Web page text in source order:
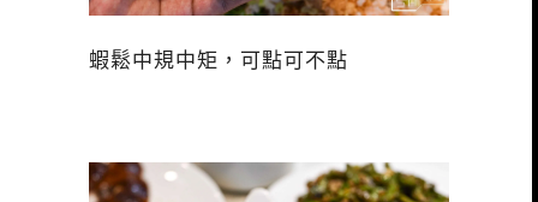
蝦鬆中規中矩，可點可不點